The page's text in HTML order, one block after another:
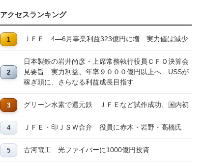
アクセスランキング
ＪＦＥ 4―6月事業利益323億円に増 実力値は減少
日本製鉄の岩井尚彦・上席常務執行役員ＣＦＯ決算会
見要旨 実力利益、年率９０００億円以上へ USSが
稼ぎ頭に、さらなる利益成長目指す
グリーン水素で還元鉄 ＪＦＥなど試作成功、国内初
ＪＦＥ・印ＪＳＷ合弁 役員に赤木・岩野・髙橋氏
古河電工 光ファイバーに1000億円投資